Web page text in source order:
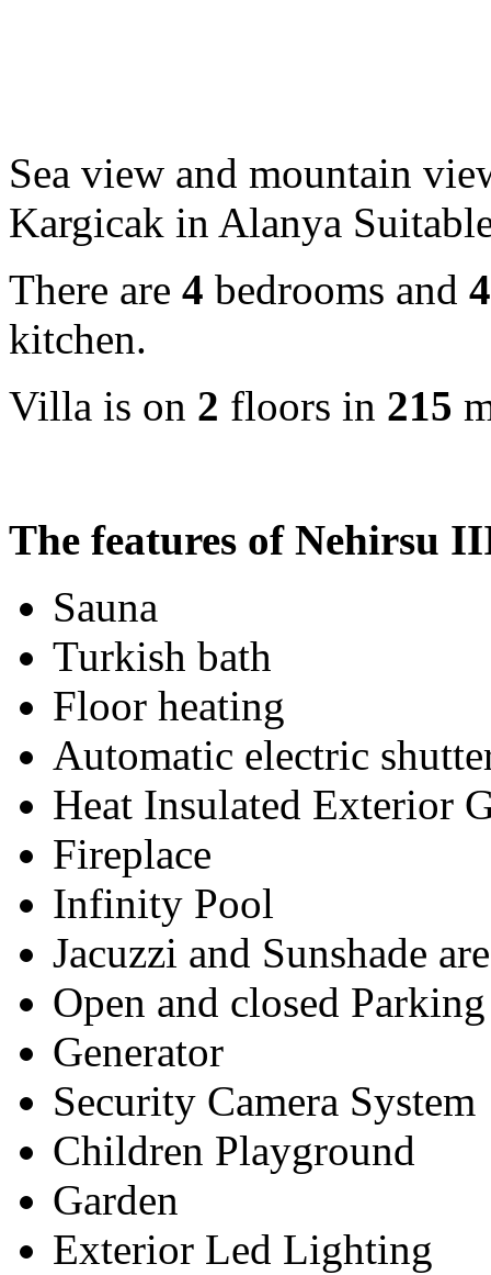
Sea view and mountain
Kargicak in Alanya
There are 4 bedrooms and 4
kitchen.
Villa is on 2 floors in 215
The features of Nehirsu
Sauna
Turkish bath
Floor heating
Automatic electric
Heat Insulated Exterior
Fireplace
Infinity Pool
Jacuzzi and Sunshade
Open and closed Parking
Generator
Security Camera System
Children Playground
Garden
Exterior Led Lighting